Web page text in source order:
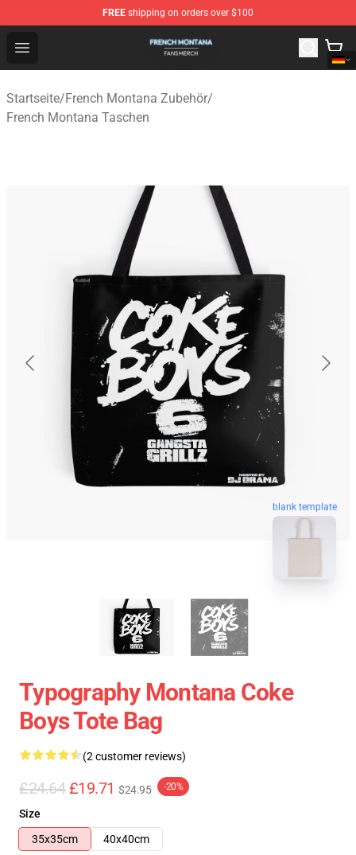
FREE shipping on orders over $100
Open menu
French Montana Shop - Official French Montana
Startseite/French Montana Zubehör/
French Montana Taschen
blank template
Typography Montana Coke
Boys Tote Bag
(2 customer reviews)
£24.64 £19.71 $24.95 -20%
Size
35x35cm
40x40cm